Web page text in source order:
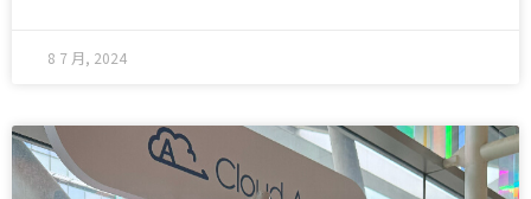
8 7 月, 2024